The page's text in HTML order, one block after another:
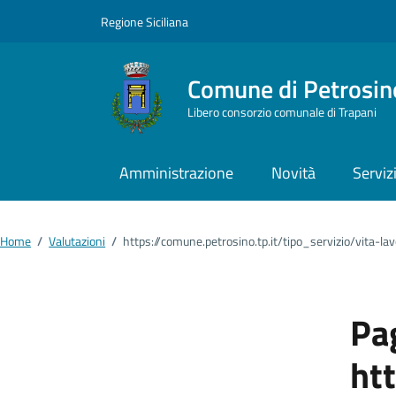
Regione Siciliana
Comune di
Libero consorzio comunale di Trapani
Amministrazione Novità Servizi
Home / Valutazioni / https://comune.petrosino.tp.it/tipo_servizio/vita-